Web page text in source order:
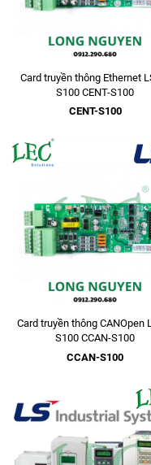
Card truyền thông Ethernet
S100 CENT-S100
CENT-S100
Card truyền thông CANOpen
S100 CCAN-S100
CCAN-S100